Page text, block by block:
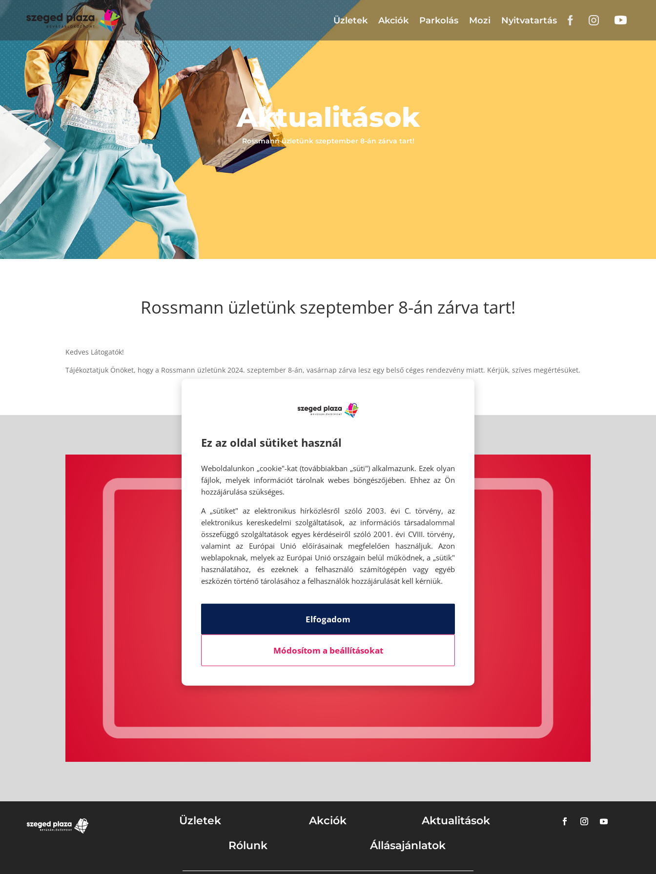
Üzletek Akciók Parkolás Mozi Nyitvatartás
Aktualitások
Rossmann üzletünk szeptember 8-án zárva tart!
Rossmann üzletünk szeptember 8-án zárva tart!
Kedves Látogatók!
Tájékoztatjuk Önöket, hogy a Rossmann üzletünk 2024. szeptember 8-án, vasárnap zárva lesz egy belső céges rendezvény miatt. Kérjük, szíves megértésüket.
Üzletek Akciók
Aktualitások
Rólunk
Állásajánlatok
Ez az oldal sütiket használ
Weboldalunkon „cookie"-kat (továbbiakban „süti") alkalmazunk. Ezek olyan
fájlok, melyek információt tárolnak webes böngészőjében. Ehhez az Ön
hozzájárulása szükséges.
A „sütiket" az elektronikus hírközlésről szóló 2003. évi C. törvény, az
elektronikus kereskedelmi szolgáltatások, az információs társadalommal
összefüggő szolgáltatások egyes kérdéseiről szóló 2001. évi CVIII. törvény,
valamint az Európai Unió előírásainak megfelelően használjuk. Azon
weblapoknak, melyek az Európai Unió országain belül működnek, a „sütik"
használatához, és ezeknek a felhasználó számítógépén vagy egyéb
eszközén történő tárolásához a felhasználók hozzájárulását kell kérniük.
Elfogadom
Módosítom a beállításokat